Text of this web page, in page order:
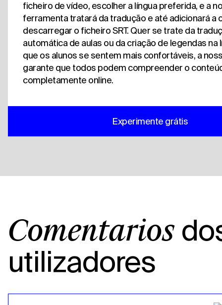
ficheiro de vídeo, escolher a língua preferida, e a
ferramenta tratará da tradução e até adicionará a
descarregar o ficheiro SRT. Quer se trate da
automática de aulas ou da criação de legendas na
que os alunos se sentem mais confortáveis, a
garante que todos podem compreender o
completamente online.
Experimente grátis
Comentários
utilizadores